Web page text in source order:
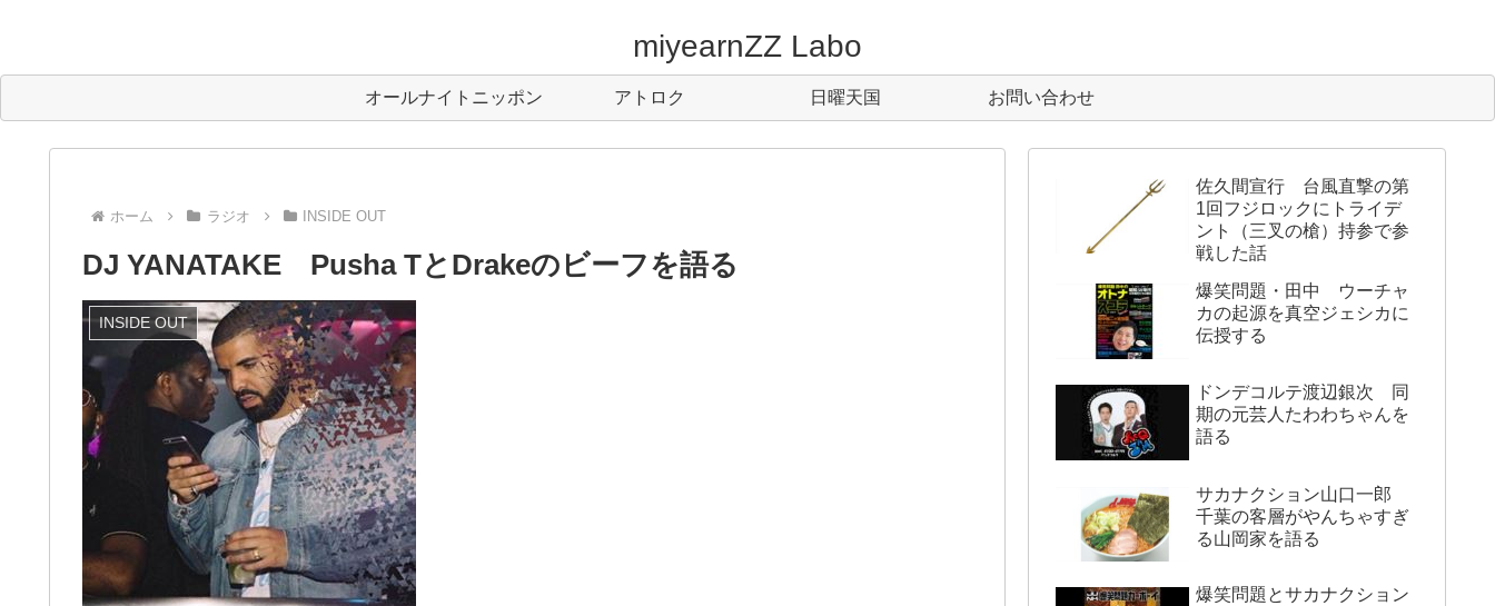
miyearnZZ Labo
オールナイトニッポン アトロク 日曜天国 お問い合わせ
ホーム ラジオ INSIDE OUT
DJ YANATAKE Pusha TとDrakeのビーフを語る
INSIDE OUT
佐久間宣行 台風直撃の第
1回フジロックにトライデ
ント（三叉の槍）持参で参
戦した話
爆笑問題・田中 ウーチャ
カの起源を真空ジェシカに
伝授する
ドンデコルテ渡辺銀次 同
期の元芸人たわわちゃんを
語る
サカナクション山口一郎
千葉の客層がやんちゃすぎ
る山岡家を語る
爆笑問題とサカナクション